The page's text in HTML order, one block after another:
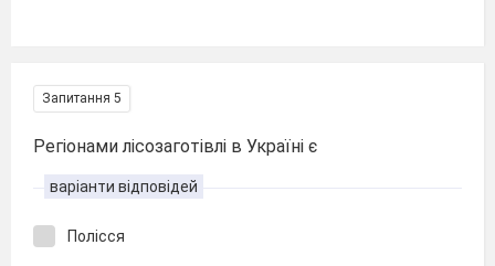
Запитання 5
Регіонами лісозаготівлі в Україні є
варіанти відповідей
Полісся